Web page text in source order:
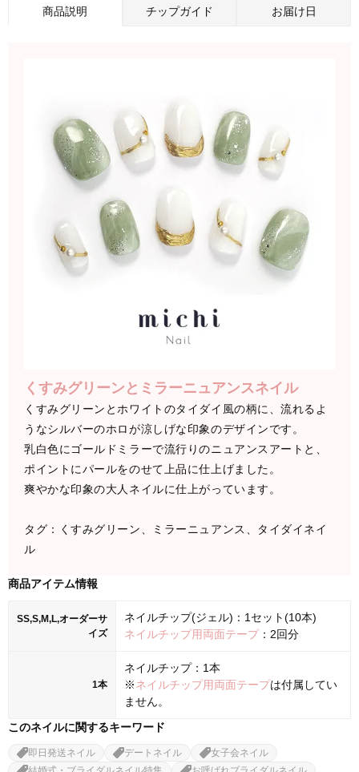
商品説明 チップガイド お届け日
くすみグリーンとミラーニュアンスネイル
くすみグリーンとホワイトのタイダイ風の柄に、流れるよ
うなシルバーのホロが涼しげな印象のデザインです。
乳白色にゴールドミラーで流行りのニュアンスアートと、
ポイントにパールをのせて上品に仕上げました。
爽やかな印象の大人ネイルに仕上がっています。
タグ：くすみグリーン、ミラーニュアンス、タイダイネイ
ル
商品アイテム情報
SS,S,M,L,オーダーサ
イズ
ネイルチップ(ジェル)：1セット(10本)
ネイルチップ用両面テープ：2回分
1本
ネイルチップ：1本
※ネイルチップ用両面テープは付属してい
ません。
このネイルに関するキーワード
即日発送ネイル デートネイル
女子会ネイル